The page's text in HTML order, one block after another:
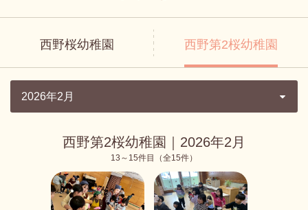
西野桜幼稚園 西野第2桜幼稚園
2026年2月
西野第2桜幼稚園｜2026年2月
13～15件目（全15件）